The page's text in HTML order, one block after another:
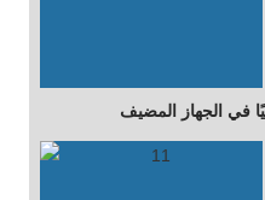
في الجهاز المضيف